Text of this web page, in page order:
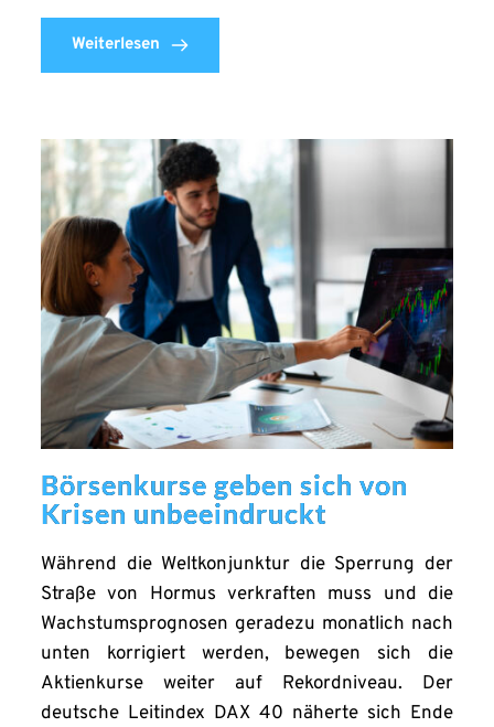
Weiterlesen
Börsenkurse geben sich von
Krisen unbeeindruckt
Während die Weltkonjunktur die Sperrung der
Straße von Hormus verkraften muss und die
Wachstumsprognosen geradezu monatlich nach
unten korrigiert werden, bewegen sich die
Aktienkurse weiter auf Rekordniveau. Der
deutsche Leitindex DAX 40 näherte sich Ende